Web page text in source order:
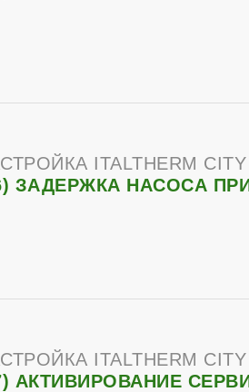
ITALTHERM CITY
ЗАДЕРЖКА НАСОСА
ITALTHERM CITY
АКТИВИРОВАНИЕ